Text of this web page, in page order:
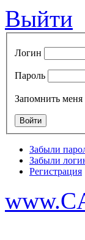
Выйти
Логин
Пароль
Запомнить меня
Забыли
Забыли
Регистрация